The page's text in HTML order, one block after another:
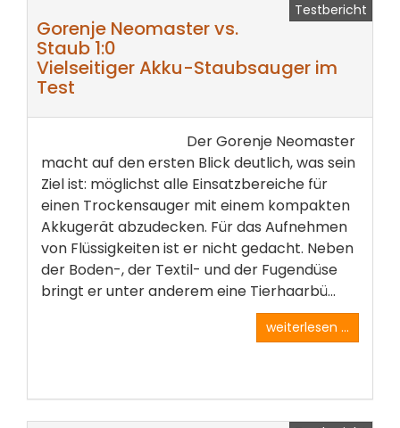
Testbericht
Gorenje Neomaster vs.
Staub 1:0
Vielseitiger Akku-Staubsauger im
Test
Der Gorenje Neomaster
macht auf den ersten Blick deutlich, was sein
Ziel ist: möglichst alle Einsatzbereiche für
einen Trockensauger mit einem kompakten
Akkugerät abzudecken. Für das Aufnehmen
von Flüssigkeiten ist er nicht gedacht. Neben
der Boden-, der Textil- und der Fugendüse
bringt er unter anderem eine Tierhaarbü...
weiterlesen ...